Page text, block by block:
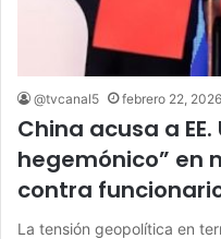
@tvcanal5 febrero 22, 2026
China acusa a
hegemónico” en
contra
La tensión geopolítica en